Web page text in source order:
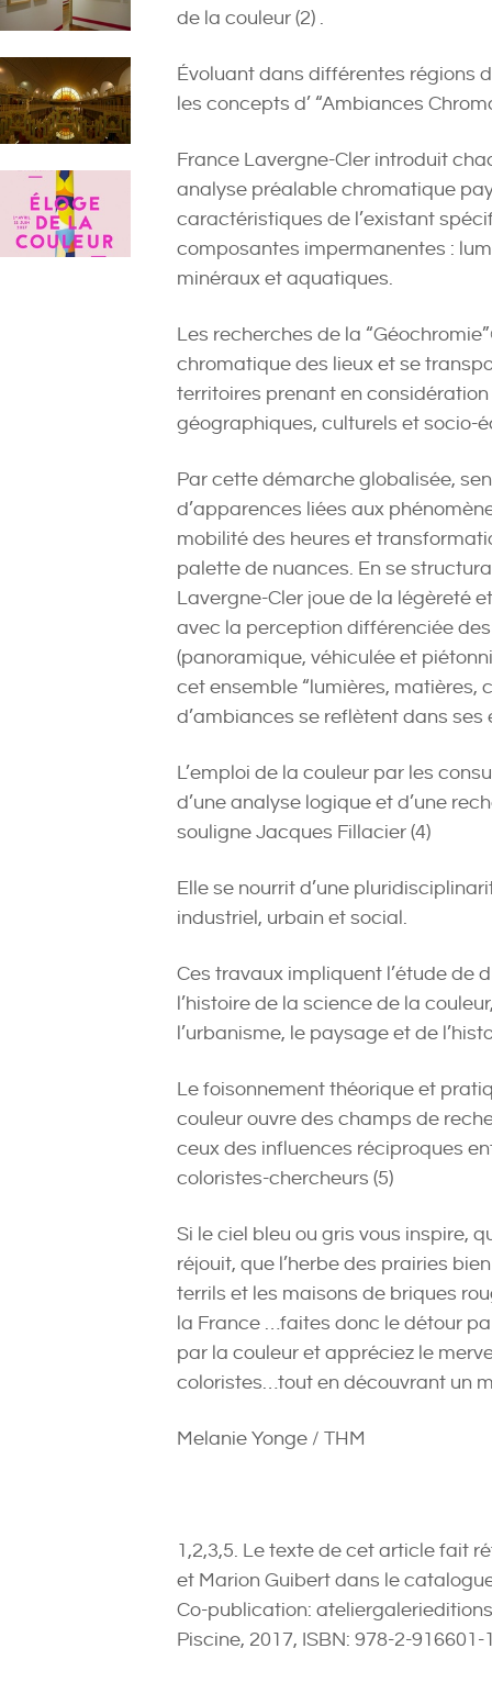
de la couleur (2) .
Évoluant dans différentes régions
les concepts d’ “Ambiances
France Lavergne-Cler introduit
analyse préalable chromatique
caractéristiques de l’existant
composantes impermanentes :
minéraux et aquatiques.
Les recherches de la
chromatique des lieux et se
territoires prenant en
géographiques, culturels et socio-
Par cette démarche globalisée,
d’apparences liées aux
mobilité des heures et
palette de nuances. En se
Lavergne-Cler joue de la légèreté
avec la perception différenciée
(panoramique, véhiculée et
cet ensemble “lumières, matières,
d’ambiances se reflètent dans ses
L’emploi de la couleur par les
d’une analyse logique et d’une
souligne Jacques Fillacier (4)
Elle se nourrit d’une
industriel, urbain et social.
Ces travaux impliquent l’étude de
l’histoire de la science de la
l’urbanisme, le paysage et de
Le foisonnement théorique et
couleur ouvre des champs de
ceux des influences réciproques
coloristes-chercheurs (5)
Si le ciel bleu ou gris vous inspire,
réjouit, que l’herbe des prairies
terrils et les maisons de briques
la France …faites donc le détour
par la couleur et appréciez le
coloristes…tout en découvrant un
Melanie Yonge / THM
1,2,3,5. Le texte de cet article fait
et Marion Guibert dans le
Co-publication:
Piscine, 2017, ISBN: 978-2-916601-